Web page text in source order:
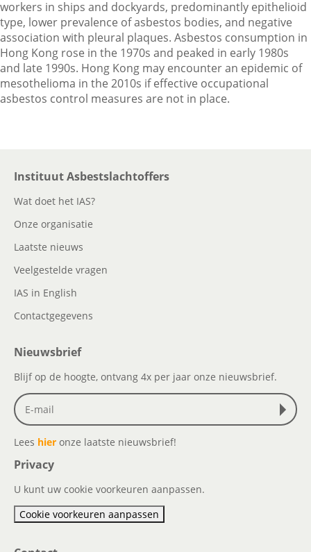
workers in ships and dockyards, predominantly epithelioid
type, lower prevalence of asbestos bodies, and negative
association with pleural plaques. Asbestos consumption in
Hong Kong rose in the 1970s and peaked in early 1980s
and late 1990s. Hong Kong may encounter an epidemic of
mesothelioma in the 2010s if effective occupational
asbestos control measures are not in place.
Instituut Asbestslachtoffers
Wat doet het IAS?
Onze organisatie
Laatste nieuws
Veelgestelde vragen
IAS in English
Contactgegevens
Nieuwsbrief
Blijf op de hoogte, ontvang 4x per jaar onze nieuwsbrief.
Lees hier onze laatste nieuwsbrief!
Privacy
U kunt uw cookie voorkeuren aanpassen.
Cookie voorkeuren aanpassen